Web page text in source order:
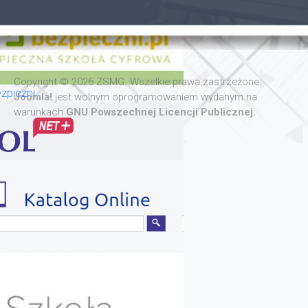
Copyright © 2026 ZSMG. Wszelkie prawa zastrzeżone.
Joomla! jest wolnym oprogramowaniem wydanym na
warunkach GNU Powszechnej Licencji Publicznej.